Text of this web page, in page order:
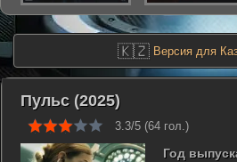
🇰🇿 Версия для
Пульс (2025)
3.3/5 (64 гол.)
Год